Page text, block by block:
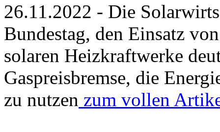
26.11.2022 - Die
Bundestag, den Einsatz
solaren Heizkraftwerke
Gaspreisbremse, die
zu nutzen zum vollen